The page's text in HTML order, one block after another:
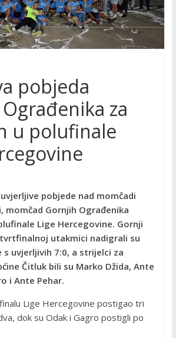
pobjeda
za
u polufinale
pobjede nad momčadi
momčad Gornjih Ograđenika
Lige Hercegovine. Gornji
utakmici nadigrali su
uvjerljivih 7:0, a strijelci za
Čitluk bili su Marko Džida, Ante
i Ante Pehar.
Lige Hercegovine postigao tri
dok su Odak i Gagro postigli po